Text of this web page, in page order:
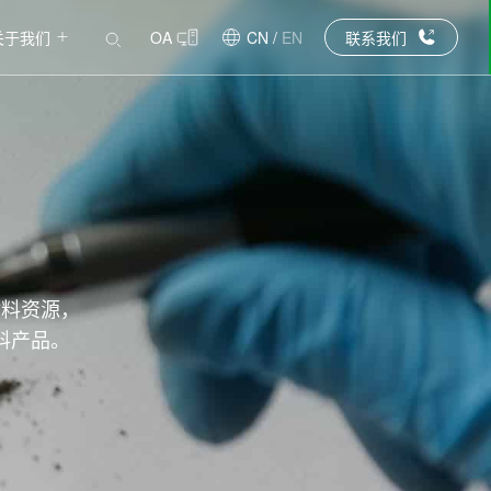
于我们 OA CN / EN 联系我们
资源，
品。